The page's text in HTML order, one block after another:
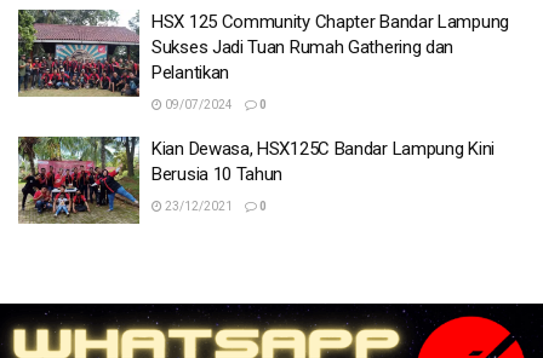
HSX 125 Community Chapter Bandar Lampung
Sukses Jadi Tuan Rumah Gathering dan
Pelantikan
09/07/2024 0
Kian Dewasa, HSX125C Bandar Lampung Kini
Berusia 10 Tahun
23/12/2021 0